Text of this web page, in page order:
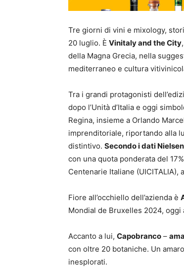
Tre giorni di vini e mixology,
20 luglio. È Vinitaly and the City
della Magna Grecia, nella
mediterraneo e cultura
Tra i grandi protagonisti
dopo l’Unità d’Italia e oggi
Regina, insieme a Orlando
imprenditoriale, riportando alla
distintivo. Secondo i dati
con una quota ponderata del
Centenarie Italiane (UICITALIA),
Fiore all’occhiello dell’azienda è
Mondial de Bruxelles 2024,
Accanto a lui, Capobranco –
con oltre 20 botaniche. Un
inesplorati.